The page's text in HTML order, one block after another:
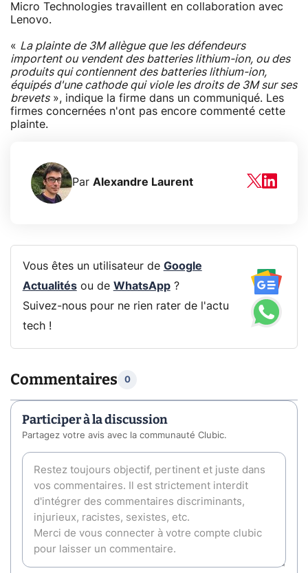
Micro Technologies travaillent en collaboration avec
Lenovo.
« La plainte de 3M allègue que les défendeurs
importent ou vendent des batteries lithium-ion, ou des
produits qui contiennent des batteries lithium-ion,
équipés d'une cathode qui viole les droits de 3M sur ses
brevets», indique la firme dans un communiqué. Les
firmes concernées n'ont pas encore commenté cette
plainte.
Par Alexandre Laurent
Vous êtes un utilisateur de Google
Actualitésou de WhatsApp?
Suivez-nous pour ne rien rater de l'actu
tech !
Commentaires 0
Participer à la discussion
Partagez votre avis avec la communauté Clubic.